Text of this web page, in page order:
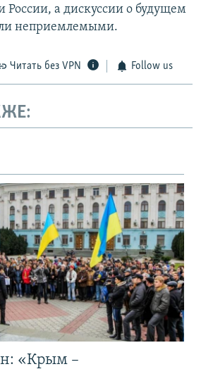
России, а дискуссии о будущем
неприемлемыми.
Читать без VPN Follow us
«Крым –